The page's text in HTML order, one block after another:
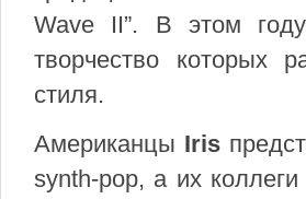
Wave II”. В этом
творчество которых
стиля.
Американцы Iris
synth-pop, а их